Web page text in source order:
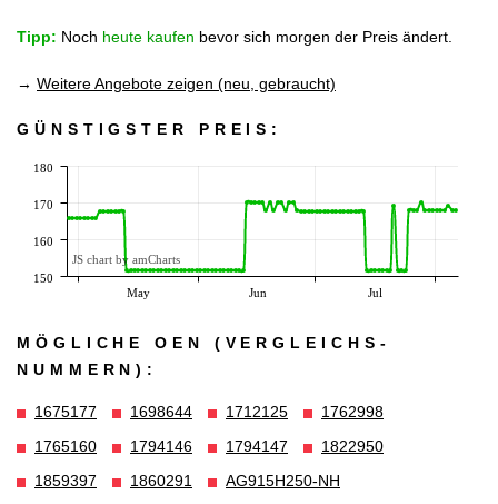
Tipp: Noch heute kaufen bevor sich morgen der Preis ändert.
→ Weitere Angebote zeigen (neu, gebraucht)
GÜNSTIGSTER PREIS:
May Jun Jul
150
160
170
180
JS chart by amCharts
MÖGLICHE OEN (VERGLEICHS­
NUMMERN):
1675177 1698644 1712125
1762998
1765160
1794146 1794147
1822950
1859397
1860291
AG915H250-NH